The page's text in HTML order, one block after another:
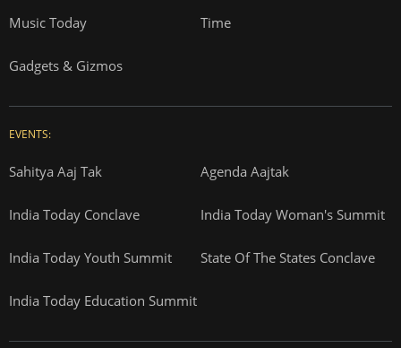
Music Today Time
Gadgets & Gizmos
EVENTS:
Sahitya Aaj Tak Agenda Aajtak
India Today Conclave India Today Woman's Summit
India Today Youth Summit State Of The States Conclave
India Today Education Summit